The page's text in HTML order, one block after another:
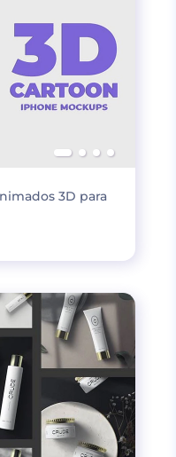
3D para